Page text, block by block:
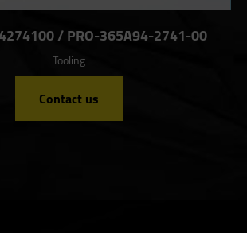
/ PRO-365A94-2741-00
Tooling
Contact us